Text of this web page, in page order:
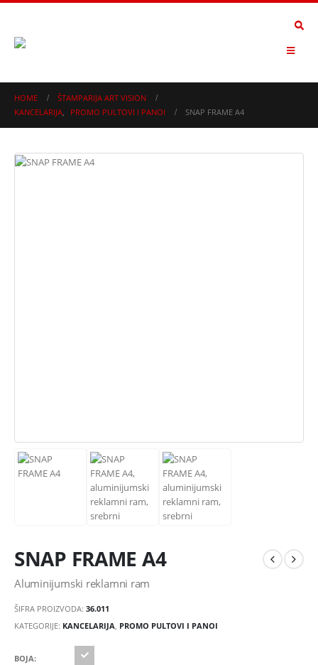
HOME
ŠTAMPARIJA ART VISION
KANCELARIJA, PROMO PULTOVI I PANOI SNAP FRAME A4
SNAP FRAME A4
Aluminijumski reklamni ram
ŠIFRA PROIZVODA: 36.011
KATEGORIJE: KANCELARIJA PROMO PULTOVI I PANOI
BOJA